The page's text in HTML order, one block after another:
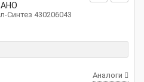
Синтез 430206043
Аналоги